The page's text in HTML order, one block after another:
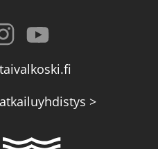
>